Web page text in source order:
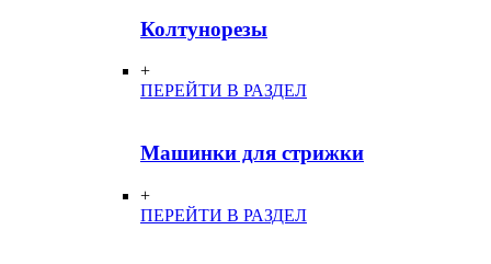
Колтунорезы
+
ПЕРЕЙТИ В РАЗДЕЛ
Машинки для стрижки
+
ПЕРЕЙТИ В РАЗДЕЛ